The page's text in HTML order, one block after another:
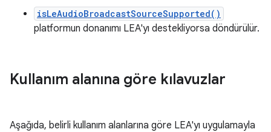
isLeAudioBroadcastSourceSupported()
platformun donanımı LEA'yı destekliyorsa döndürülür.
Kullanım alanına göre kılavuzlar
Aşağıda, belirli kullanım alanlarına göre LEA'yı uygulamayla